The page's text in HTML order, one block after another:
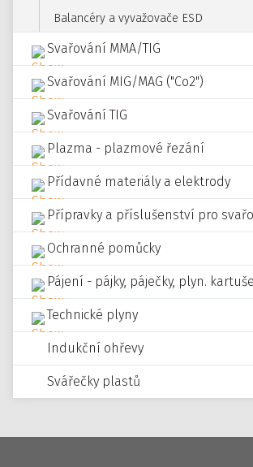
Balancéry a vyvažovače ESD
Svařování MMA/TIG
Svařování MIG/MAG ("Co2")
Svařování TIG
Plazma - plazmové řezání
Přídavné materiály a elektrody
Přípravky a příslušenství pro
Ochranné pomůcky
Pájení - pájky, páječky, plyn. kartuše
Technické plyny
Indukční ohřevy
Svářečky plastů